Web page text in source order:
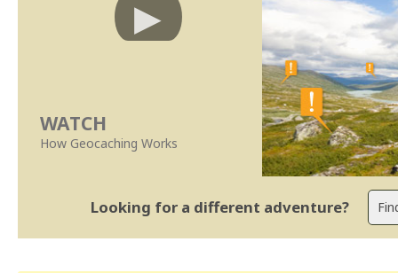
WATCH
How Geocaching Works
Looking for a different adventure?